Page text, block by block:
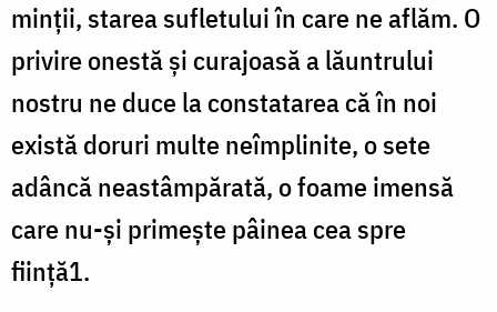
minții, starea sufletului în care ne aflăm. O
privire onestă și curajoasă a lăuntrului
nostru ne duce la constatarea că în noi
există doruri multe neîmplinite, o sete
adâncă neastâmpărată, o foame imensă
care nu-și primește pâinea cea spre
ființă1.